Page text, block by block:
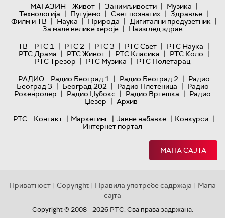
МАГАЗИН
Живот | Занимљивости | Музика |
Технологијa | Путујемо | Свет познатих | Здравље |
Филм и ТВ | Наука | Природа | Дигитални предузетник |
За мале велике хероје | Наизглед здрав
ТВ
РТС 1 | РТС 2 | РТС 3 | РТС Свет | РТС Наука |
РТС Драма | РТС Живот | РТС Класика | РТС Коло |
РТС Трезор | РТС Музика | РТС Полетарац
РАДИО
Радио Београд 1 | Радио Београд 2 | Радио
Београд 3 | Београд 202 | Радио Плетеница | Радио
Рокенролер | Радио Џубокс | Радио Вртешка | Радио
Џезер | Архив
РТС
Контакт | Маркетинг | Јавне набавке | Конкурси |
Интернет портал
МАПА САЈТА
Приватност | Copyright | Правила употребе садржаја | Мапа
сајта
Copyright © 2008 - 2026 РТС. Сва права задржана.